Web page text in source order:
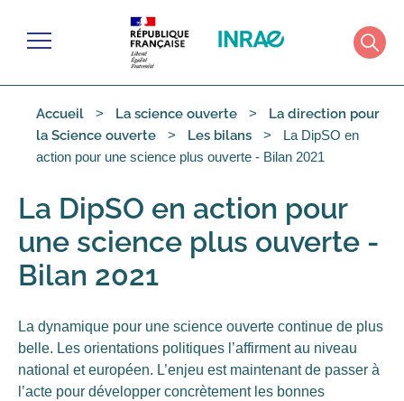
Menu
Accueil La science ouverte
La direction pour
la Science ouverte
Les bilans
La DipSO en
action pour une science plus ouverte - Bilan 2021
La DipSO en action pour
une science plus ouverte -
Bilan 2021
La dynamique pour une science ouverte continue de plus
belle. Les orientations politiques l’affirment au niveau
national et européen. L’enjeu est maintenant de passer à
l’acte pour développer concrètement les bonnes